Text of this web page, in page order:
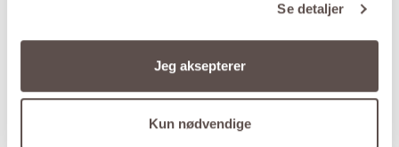
Se detaljer
Jeg aksepterer
Kun nødvendige
MG DIAMONDS
med diamant